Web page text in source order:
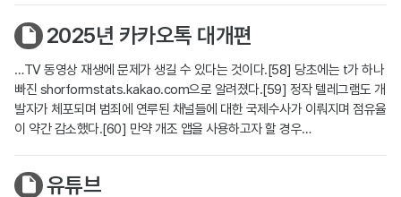
2025년 카카오톡 대개편
…TV 동영상 재생에 문제가 생길 수 있다는 것이다.[58] 당초에는 t가 하나
빠진 shorformstats.kakao.com으로 알려졌다.[59] 정작 텔레그램도 개
발자가 체포되며 범죄에 연루된 채널들에 대한 국제수사가 이뤄지며 점유율
이 약간 감소했다.[60] 만약 개조 앱을 사용하고자 할 경우…
유튜브